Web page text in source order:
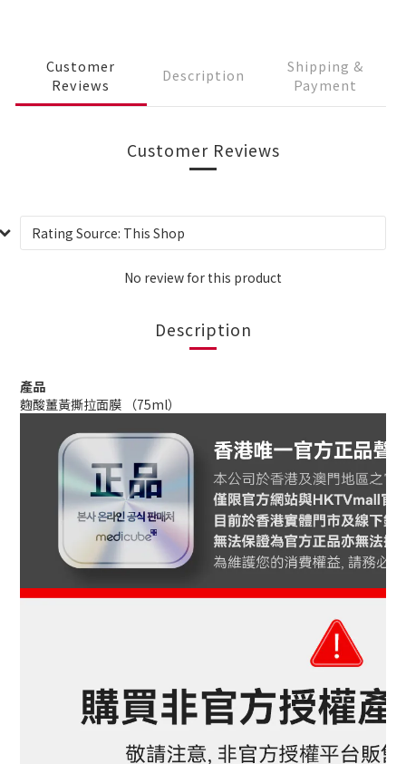
Customer
Reviews
Description
Shipping &
Payment
Customer Reviews
No review for this product
Description
產品
麴酸薑黃撕拉面膜 （75ml）